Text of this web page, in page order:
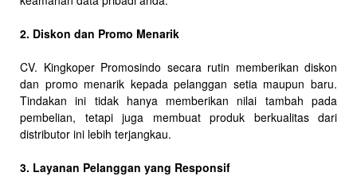
2. Diskon dan Promo Menarik
CV. Kingkoper Promosindo secara rutin memberikan diskon
dan promo menarik kepada pelanggan setia maupun baru.
Tindakan ini tidak hanya memberikan nilai tambah pada
pembelian, tetapi juga membuat produk berkualitas dari
distributor ini lebih terjangkau.
3. Layanan Pelanggan yang Responsif